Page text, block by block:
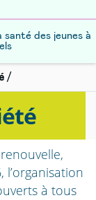
des jeunes à
à tous